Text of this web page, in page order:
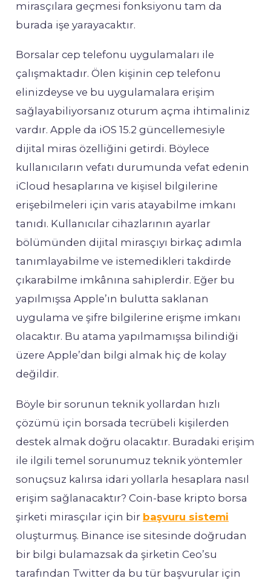
mirasçılara geçmesi fonksiyonu tam da
burada işe yarayacaktır.
Borsalar cep telefonu uygulamaları ile
çalışmaktadır. Ölen kişinin cep telefonu
elinizdeyse ve bu uygulamalara erişim
sağlayabiliyorsanız oturum açma ihtimaliniz
vardır. Apple da iOS 15.2 güncellemesiyle
dijital miras özelliğini getirdi. Böylece
kullanıcıların vefatı durumunda vefat edenin
iCloud hesaplarına ve kişisel bilgilerine
erişebilmeleri için varis atayabilme imkanı
tanıdı. Kullanıcılar cihazlarının ayarlar
bölümünden dijital mirasçıyı birkaç adımla
tanımlayabilme ve istemedikleri takdirde
çıkarabilme imkânına sahiplerdir. Eğer bu
yapılmışsa Apple’ın bulutta saklanan
uygulama ve şifre bilgilerine erişme imkanı
olacaktır. Bu atama yapılmamışsa bilindiği
üzere Apple’dan bilgi almak hiç de kolay
değildir.
Böyle bir sorunun teknik yollardan hızlı
çözümü için borsada tecrübeli kişilerden
destek almak doğru olacaktır. Buradaki erişim
ile ilgili temel sorunumuz teknik yöntemler
sonuçsuz kalırsa idari yollarla hesaplara nasıl
erişim sağlanacaktır? Coin-base kripto borsa
şirketi mirasçılar için bir başvuru sistemi
oluşturmuş. Binance ise sitesinde doğrudan
bir bilgi bulamazsak da şirketin Ceo’su
tarafından Twitter da bu tür başvurular için